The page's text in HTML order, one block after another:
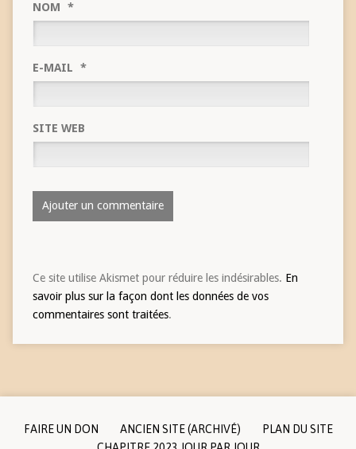
NOM *
E-MAIL *
SITE WEB
Ce site utilise Akismet pour réduire les indésirables. En
savoir plus sur la façon dont les données de vos
commentaires sont traitées.
FAIRE UN DON ANCIEN SITE (ARCHIVÉ)
PLAN DU SITE